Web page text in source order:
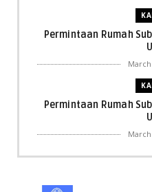
Permintaan Rumah
Permintaan Rumah